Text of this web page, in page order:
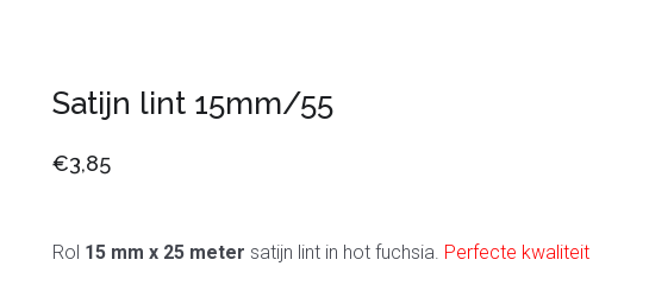
Satijn lint 15mm/55
€3,85
Rol 15 mm x 25 meter satijn lint in hot fuchsia. Perfecte kwaliteit